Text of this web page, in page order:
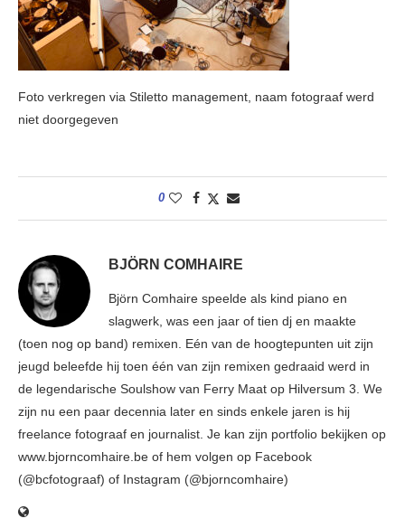
Foto verkregen via Stiletto management, naam fotograaf werd
niet doorgegeven
0
BJÖRN COMHAIRE
Björn Comhaire speelde als kind piano en
slagwerk, was een jaar of tien dj en maakte
(toen nog op band) remixen. Eén van de hoogtepunten uit zijn
jeugd beleefde hij toen één van zijn remixen gedraaid werd in
de legendarische Soulshow van Ferry Maat op Hilversum 3. We
zijn nu een paar decennia later en sinds enkele jaren is hij
freelance fotograaf en journalist. Je kan zijn portfolio bekijken op
www.bjorncomhaire.be of hem volgen op Facebook
(@bcfotograaf) of Instagram (@bjorncomhaire)